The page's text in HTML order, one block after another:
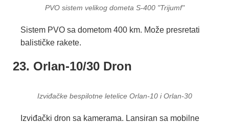
PVO sistem velikog dometa S-400 "Trijumf"
Sistem PVO sa dometom 400 km. Može presretati
balističke rakete.
23. Orlan-10/30 Dron
Izviđačke bespilotne letelice Orlan-10 i Orlan-30
Izviđački dron sa kamerama. Lansiran sa mobilne